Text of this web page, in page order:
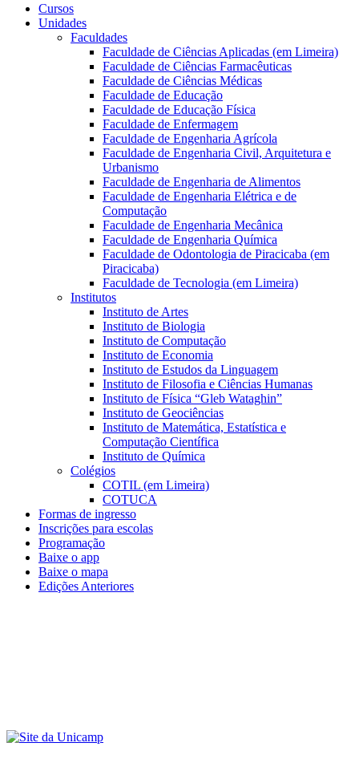
Cursos
Unidades
Faculdades
Faculdade de Ciências Aplicadas (em Limeira)
Faculdade de Ciências Farmacêuticas
Faculdade de Ciências Médicas
Faculdade de Educação
Faculdade de Educação Física
Faculdade de Enfermagem
Faculdade de Engenharia Agrícola
Faculdade de Engenharia Civil, Arquitetura e
Urbanismo
Faculdade de Engenharia de Alimentos
Faculdade de Engenharia Elétrica e de
Computação
Faculdade de Engenharia Mecânica
Faculdade de Engenharia Química
Faculdade de Odontologia de Piracicaba (em
Piracicaba)
Faculdade de Tecnologia (em Limeira)
Institutos
Instituto de Artes
Instituto de Biologia
Instituto de Computação
Instituto de Economia
Instituto de Estudos da Linguagem
Instituto de Filosofia e Ciências Humanas
Instituto de Física “Gleb Wataghin”
Instituto de Geociências
Instituto de Matemática, Estatística e
Computação Científica
Instituto de Química
Colégios
COTIL (em Limeira)
COTUCA
Formas de ingresso
Inscrições para escolas
Programação
Baixe o app
Baixe o mapa
Edições Anteriores